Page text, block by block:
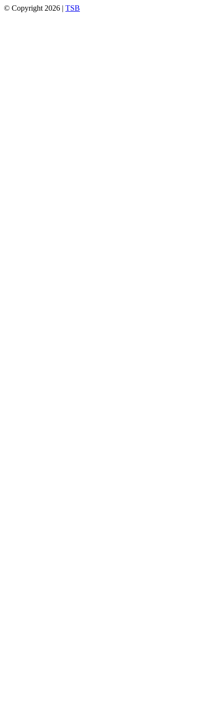
© Copyright 2026 | TSB